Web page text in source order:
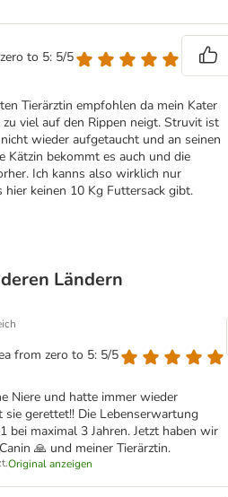
to 5: 5/5
Tierärztin empfohlen da mein Kater
viel auf den Rippen neigt. Struvit ist
wieder aufgetaucht und an seinen
Kätzin bekommt es auch und die
Ich kanns also wirklich nur
hier keinen 10 Kg Futtersack gibt.
Ländern
from zero to 5: 5/5
Niere und hatte immer wieder
sie gerettet!! Die Lebenserwartung
bei maximal 3 Jahren. Jetzt haben wir
🙏 und meiner Tierärztin.
Original anzeigen